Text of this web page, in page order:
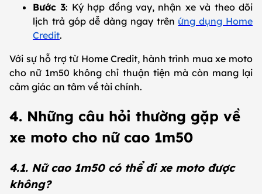
Bước 3: Ký hợp đồng vay, nhận xe và theo dõi
lịch trả góp dễ dàng ngay trên ứng dụng Home
Credit.
Với sự hỗ trợ từ Home Credit, hành trình mua xe moto
cho nữ 1m50 không chỉ thuận tiện mà còn mang lại
cảm giác an tâm về tài chính.
4. Những câu hỏi thường gặp về
xe moto cho nữ cao 1m50
4.1. Nữ cao 1m50 có thể đi xe moto được
không?